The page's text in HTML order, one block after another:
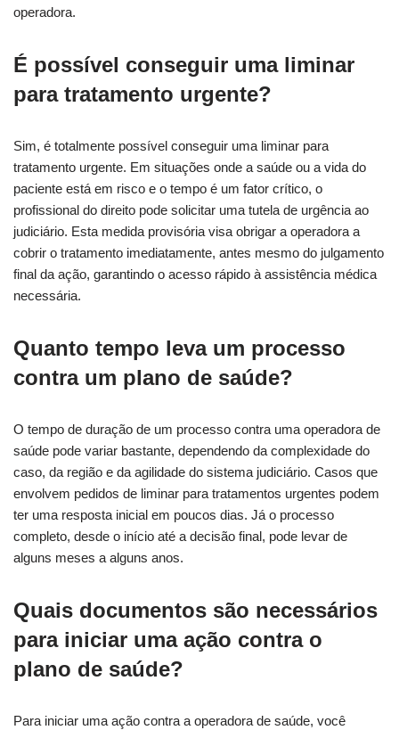
operadora.
É possível conseguir uma liminar
para tratamento urgente?
Sim, é totalmente possível conseguir uma liminar para
tratamento urgente. Em situações onde a saúde ou a vida do
paciente está em risco e o tempo é um fator crítico, o
profissional do direito pode solicitar uma tutela de urgência ao
judiciário. Esta medida provisória visa obrigar a operadora a
cobrir o tratamento imediatamente, antes mesmo do julgamento
final da ação, garantindo o acesso rápido à assistência médica
necessária.
Quanto tempo leva um processo
contra um plano de saúde?
O tempo de duração de um processo contra uma operadora de
saúde pode variar bastante, dependendo da complexidade do
caso, da região e da agilidade do sistema judiciário. Casos que
envolvem pedidos de liminar para tratamentos urgentes podem
ter uma resposta inicial em poucos dias. Já o processo
completo, desde o início até a decisão final, pode levar de
alguns meses a alguns anos.
Quais documentos são necessários
para iniciar uma ação contra o
plano de saúde?
Para iniciar uma ação contra a operadora de saúde, você